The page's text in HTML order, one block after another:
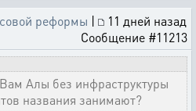
реформы |
11 дней назад
Сообщение #11213
Алы без инфраструктуры
названия занимают?